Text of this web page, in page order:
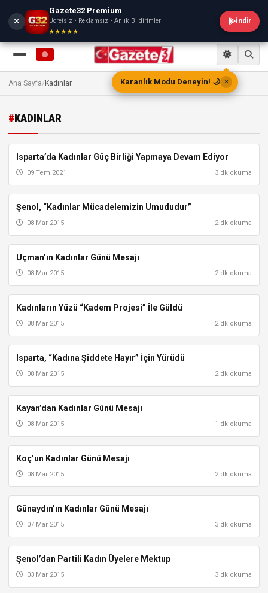
Gazete32 Premium
Ücretsiz • Reklamsız • Anlık Bildirimler
★★★★★
İndir
Ana Sayfa/Kadınlar
#KADINLAR
ISPARTA
Isparta’da Kadınlar Güç Birliği Yapmaya Devam Ediyor
09 Tem 2021 3 dk okuma
ISPARTA
Şenol, “Kadınlar Mücadelemizin Umududur”
08 Mar 2015 2 dk okuma
ISPARTA
Uçman’ın Kadınlar Günü Mesajı
08 Mar 2015 2 dk okuma
ISPARTA
Kadınların Yüzü “Kadem Projesi” İle Güldü
08 Mar 2015 2 dk okuma
ISPARTA
Isparta, “Kadına Şiddete Hayır” İçin Yürüdü
08 Mar 2015 2 dk okuma
ISPARTA
Kayan’dan Kadınlar Günü Mesajı
08 Mar 2015 1 dk okuma
ISPARTA
Koç’un Kadınlar Günü Mesajı
08 Mar 2015 2 dk okuma
ISPARTA
Günaydın’ın Kadınlar Günü Mesajı
07 Mar 2015 3 dk okuma
ISPARTA
Şenol’dan Partili Kadın Üyelere Mektup
03 Mar 2015 3 dk okuma
Karanlık Modu Deneyin! 🌙 ✕